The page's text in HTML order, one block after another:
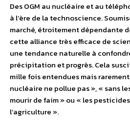
Des OGM au nucléaire et au
à l’ère de la technoscience.
marché, étroitement dépendante
cette alliance très efficace de
une tendance naturelle à
précipitation et progrès. Cela
mille fois entendues mais
nucléaire ne pollue pas », « sans
mourir de faim » ou « les
l’agriculture ».